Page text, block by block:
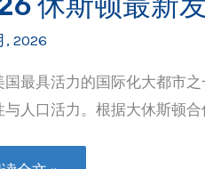
, 2026
国最具活力的国际化大都市
与人口活力。根据大休斯顿合